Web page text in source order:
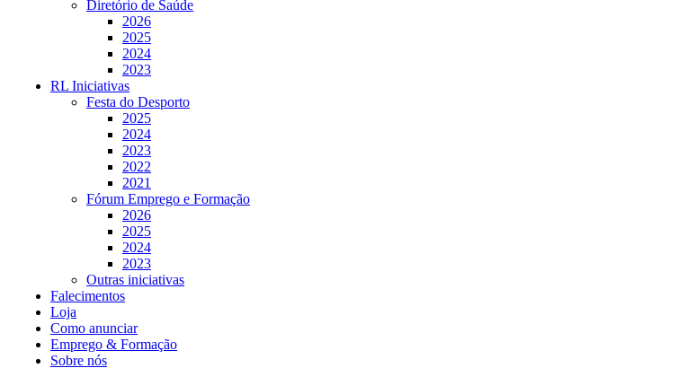
Diretório de Saúde
2026
2025
2024
2023
RL Iniciativas
Festa do Desporto
2025
2024
2023
2022
2021
Fórum Emprego e Formação
2026
2025
2024
2023
Outras iniciativas
Falecimentos
Loja
Como anunciar
Emprego & Formação
Sobre nós